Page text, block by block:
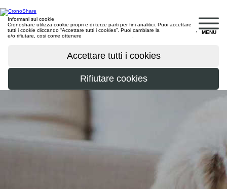
MENU
Informani sui cookie
Cronoshare utilizza cookie propri e di terze parti per fini analitici. Puoi accettare
tutti i cookie cliccando “Accettare tutti i cookies”. Puoi cambiare la
e/o rifiutare, cosi come ottenere